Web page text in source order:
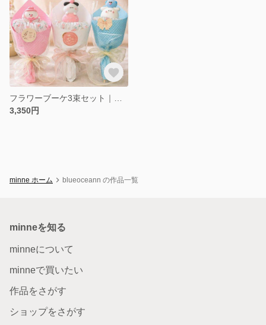
3,350円
minne ホーム blueoceann の作品一覧
minneを知る
minneについて
minneで買いたい
作品をさがす
ショップをさがす